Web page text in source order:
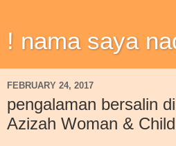
! nama saya
FEBRUARY 24, 2017
pengalaman bersalin
Azizah Woman &